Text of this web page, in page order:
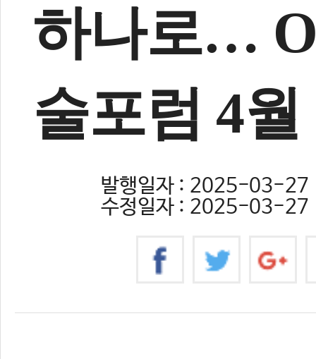
하나로…
술포럼 4
발행일자 : 2025-03-
수정일자 : 2025-03-